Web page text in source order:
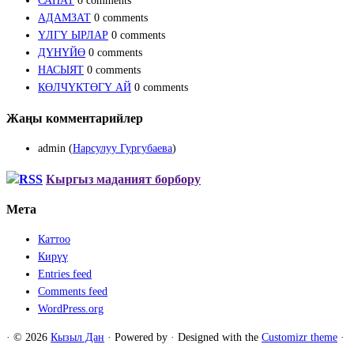
АДАМЗАТ 0 comments
ҮЛГҮ ЫРЛАР 0 comments
ДҮНҮЙӨ 0 comments
НАСЫЯТ 0 comments
КӨЛЧҮКТӨГҮ АЙ 0 comments
Жаңы комментарийлер
admin (Нарсулуу Гургубаева)
Кыргыз маданият борбору
Мета
Каттоо
Кирүү
Entries feed
Comments feed
WordPress.org
· © 2026 Кызыл Дан · Powered by · Designed with the Customizr theme ·